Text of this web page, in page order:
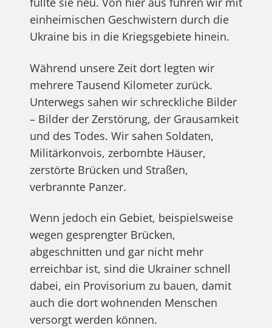
einheimischen Geschwistern durch die
Ukraine bis in die Kriegsgebiete hinein.
Während unsere Zeit dort legten wir
mehrere Tausend Kilometer zurück.
Unterwegs sahen wir schreckliche Bilder
– Bilder der Zerstörung, der Grausamkeit
und des Todes. Wir sahen Soldaten,
Militärkonvois, zerbombte Häuser,
zerstörte Brücken und Straßen,
verbrannte Panzer.
Wenn jedoch ein Gebiet, beispielsweise
wegen gesprengter Brücken,
abgeschnitten und gar nicht mehr
erreichbar ist, sind die Ukrainer schnell
dabei, ein Provisorium zu bauen, damit
auch die dort wohnenden Menschen
versorgt werden können.